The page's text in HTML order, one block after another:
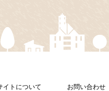
イトについて お問い合わせ